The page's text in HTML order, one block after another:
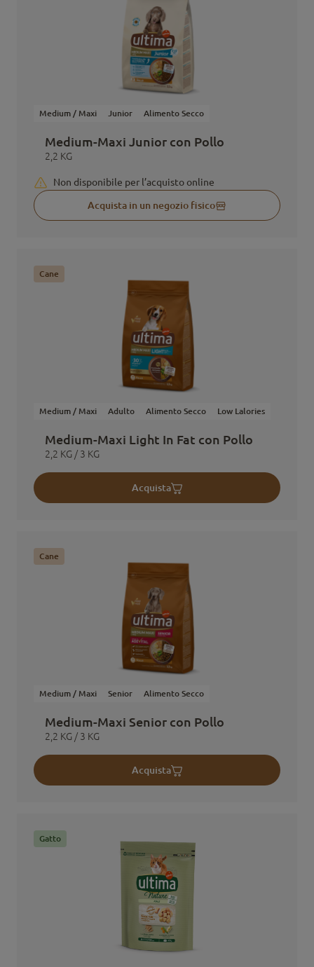
Medium / Maxi Junior Alimento Secco
Medium-Maxi Junior con Pollo
2,2 KG
Non disponibile per l’acquisto online
Acquista in un negozio fisico
Medium / Maxi Adulto Alimento Secco Low Lalories
Medium-Maxi Light In Fat con Pollo
2,2 KG / 3 KG
Cane
Acquista
Medium / Maxi Senior Alimento Secco
Medium-Maxi Senior con Pollo
2,2 KG / 3 KG
Cane
Acquista
Gatto